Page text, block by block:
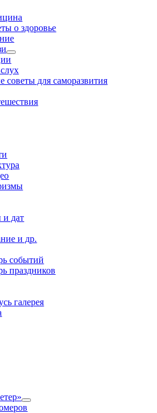
о здоровье
советы для саморазвития
и дат
и др.
событий
праздников
галерея